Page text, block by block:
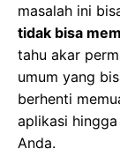
masalah ini
tidak bisa
tahu akar
umum yang
berhenti
aplikasi
Anda.